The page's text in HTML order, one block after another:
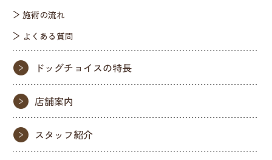
施術の流れ
よくある質問
ドッグチョイスの特長
店舗案内
スタッフ紹介